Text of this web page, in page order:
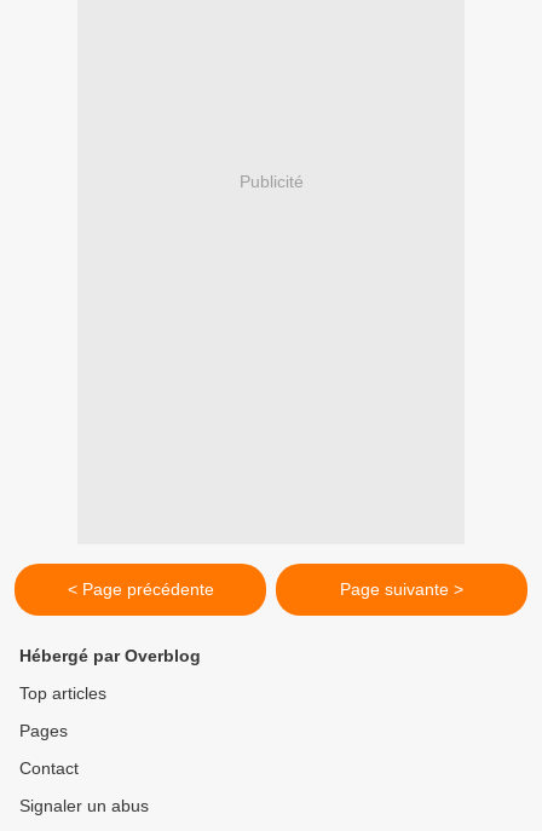
Publicité
< Page précédente Page suivante >
Hébergé par Overblog
Top articles
Pages
Contact
Signaler un abus